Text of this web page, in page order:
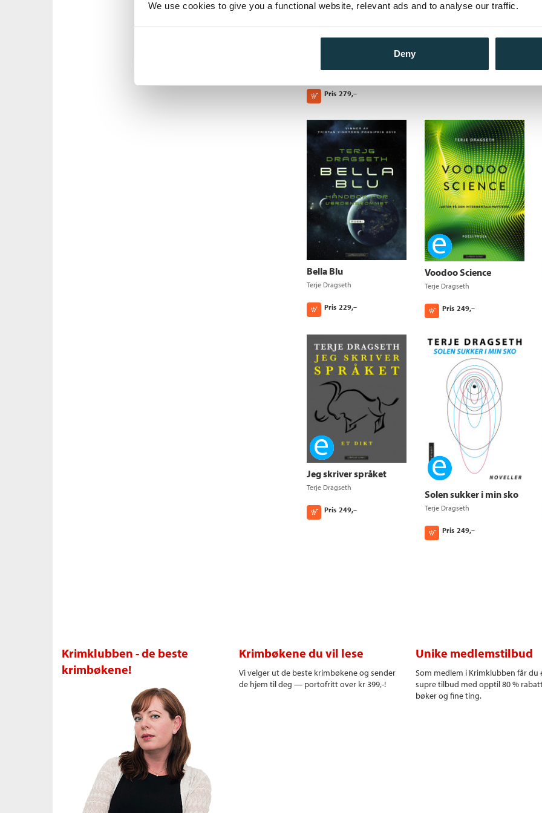
We use cookies to give you a functional website, relevant ads and to analyse our traffic.
Deny
Ebok
Regnbueørret og kokt
Pris 279,–
Kjøp
Bella Blu
Bella Blu
Terje Dragseth
Pris 229,–
Kjøp
Ebok
Voodoo Science
Terje Dragseth
Pris 249,–
Kjøp
Ebok
Jeg skriver språket
Terje Dragseth
Pris 249,–
Kjøp
Ebok
Solen sukker i min sko
Terje Dragseth
Pris 249,–
Kjøp
Krimklubben - de beste
krimbøkene!
Krimbøkene du vil lese
Vi velger ut de beste krimbøkene og sender
de hjem til deg — portofritt over kr 399,-!
Unike medlemstilbud
Som medlem i Krimklubben får du
supre tilbud med opptil 80 %
bøker og fine ting.